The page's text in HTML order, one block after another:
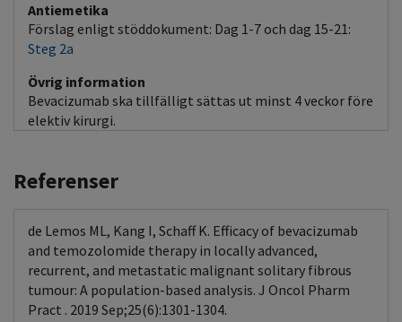
Antiemetika
Förslag enligt stöddokument: Dag 1-7 och dag 15-21:
Steg 2a
Övrig information
Bevacizumab ska tillfälligt sättas ut minst 4 veckor före
elektiv kirurgi.
Referenser
de Lemos ML, Kang I, Schaff K. Efficacy of bevacizumab
and temozolomide therapy in locally advanced,
recurrent, and metastatic malignant solitary fibrous
tumour: A population-based analysis. J Oncol Pharm
Pract . 2019 Sep;25(6):1301-1304.